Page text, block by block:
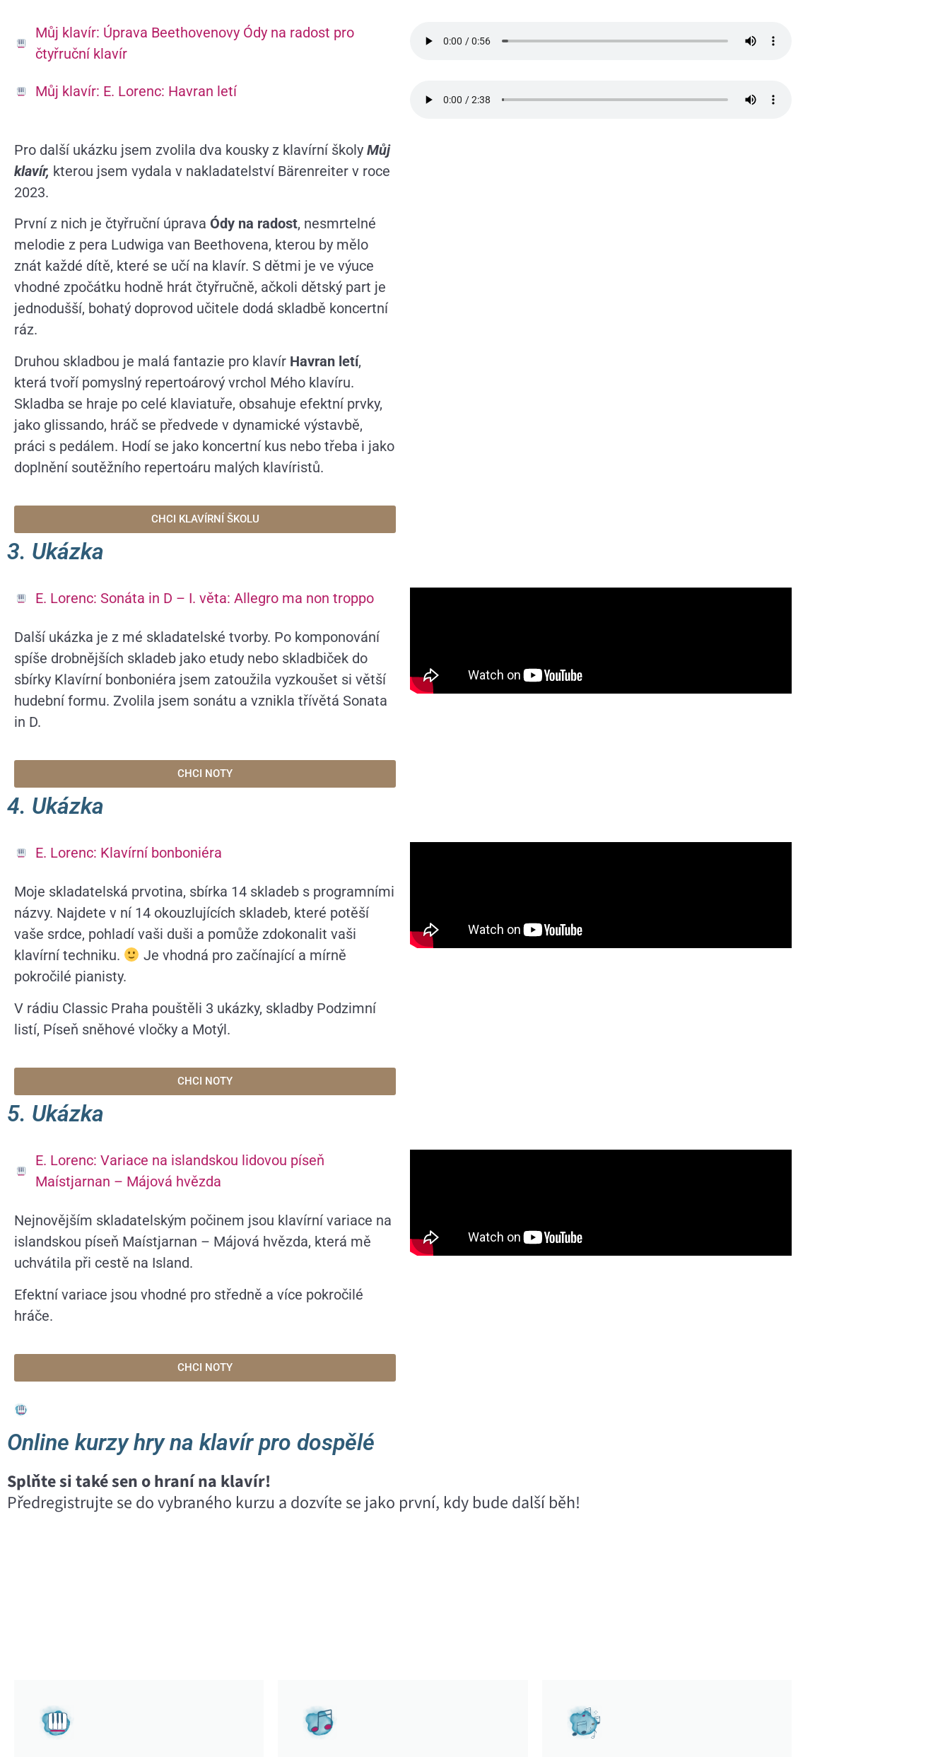
Můj klavír: Úprava Beethovenovy Ódy na radost pro
čtyřruční klavír
Můj klavír: E. Lorenc: Havran letí
Pro další ukázku jsem zvolila dva kousky z klavírní školy Můj
klavír, kterou jsem vydala v nakladatelství Bärenreiter v roce
2023.
První z nich je čtyřruční úprava Ódy na radost, nesmrtelné
melodie z pera Ludwiga van Beethovena, kterou by mělo
znát každé dítě, které se učí na klavír. S dětmi je ve výuce
vhodné zpočátku hodně hrát čtyřručně, ačkoli dětský part je
jednodušší, bohatý doprovod učitele dodá skladbě koncertní
ráz.
Druhou skladbou je malá fantazie pro klavír Havran letí,
která tvoří pomyslný repertoárový vrchol Mého klavíru.
Skladba se hraje po celé klaviatuře, obsahuje efektní prvky,
jako glissando, hráč se předvede v dynamické výstavbě,
práci s pedálem. Hodí se jako koncertní kus nebo třeba i jako
doplnění soutěžního repertoáru malých klavíristů.
CHCI KLAVÍRNÍ ŠKOLU
3. Ukázka
E. Lorenc: Sonáta in D – I. věta: Allegro ma non troppo
Další ukázka je z mé skladatelské tvorby. Po komponování
spíše drobnějších skladeb jako etudy nebo skladbiček do
sbírky Klavírní bonboniéra jsem zatoužila vyzkoušet si větší
hudební formu. Zvolila jsem sonátu a vznikla třívětá Sonata
in D.
CHCI NOTY
4. Ukázka
E. Lorenc: Klavírní bonboniéra
Moje skladatelská prvotina, sbírka 14 skladeb s programními
názvy. Najdete v ní 14 okouzlujících skladeb, které potěší
vaše srdce, pohladí vaši duši a pomůže zdokonalit vaši
klavírní techniku.
Je vhodná pro začínající a mírně
pokročilé pianisty.
V rádiu Classic Praha pouštěli 3 ukázky, skladby Podzimní
listí, Píseň sněhové vločky a Motýl.
CHCI NOTY
5. Ukázka
E. Lorenc: Variace na islandskou lidovou píseň
Maístjarnan – Májová hvězda
Nejnovějším skladatelským počinem jsou klavírní variace na
islandskou píseň Maístjarnan – Májová hvězda, která mě
uchvátila při cestě na Island.
Efektní variace jsou vhodné pro středně a více pokročilé
hráče.
CHCI NOTY
Online kurzy hry na klavír pro dospělé
Splňte si také sen o hraní na klavír!
Předregistrujte se do vybraného kurzu a dozvíte se jako první, kdy bude další běh!